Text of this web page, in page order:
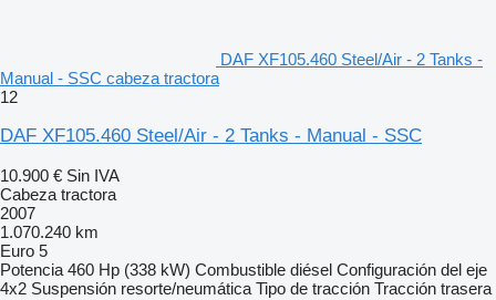
DAF XF105.460 Steel/Air - 2 Tanks -
Manual - SSC cabeza tractora
12
DAF XF105.460 Steel/Air - 2 Tanks - Manual - SSC
10.900 € Sin IVA
Cabeza tractora
2007
1.070.240 km
Euro 5
Potencia 460 Hp (338 kW) Combustible diésel Configuración del eje
4x2 Suspensión resorte/neumática Tipo de tracción Tracción trasera